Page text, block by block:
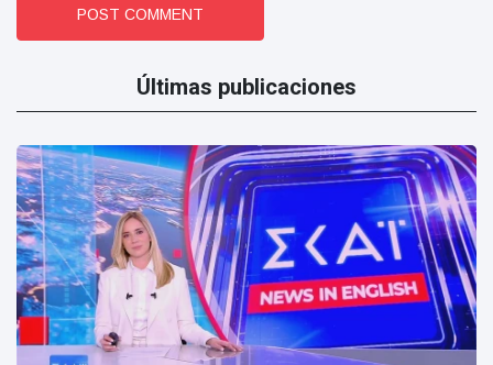
POST COMMENT
Últimas publicaciones